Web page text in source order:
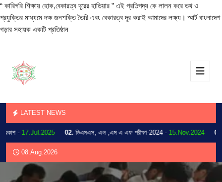
“ কারিগরি শিক্ষায় হোক,বেকারত্ব দূরের হাতিয়ার ” এই প্রতিপদ্য কে লালন করে তথ ও
প্রযুক্তির মাধ্যমে দক্ষ জনশক্তি তৈরি এবং বেকারত্ব দূর করাই আমাদের লক্ষ্য। স্মার্ট বাংলাদেশ
গড়ার সহায়ক একটি প্রতিষ্ঠান
LATEST NEWS
-17.Jul.2025 02. ডিএমএস, এল ,এম এ এফ পরীক্ষা-2024 -15.Nov.2024 03.
08.Aug.2026